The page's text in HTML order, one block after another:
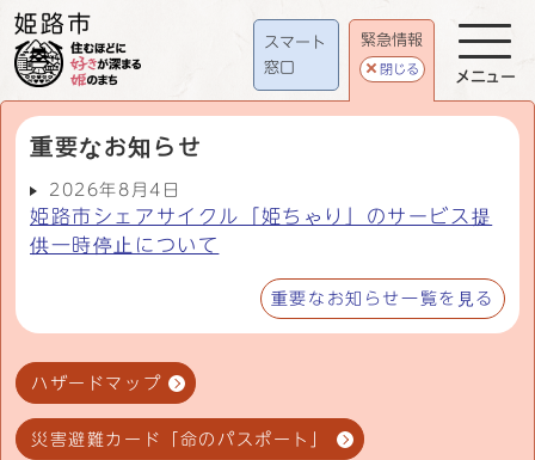
スマート
窓口
緊急情報
閉じる
重要なお知らせ
2026年8月4日
姫路市シェアサイクル「姫ちゃり」のサービス提
供一時停止について
重要なお知らせ一覧を見る
ハザードマップ
災害避難カード「命のパスポート」
メニュー